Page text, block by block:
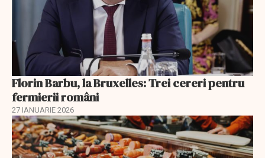
Florin Barbu, la Bruxelles: Trei cereri pentru
fermierii români
27 IANUARIE 2026